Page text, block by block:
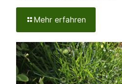
Mehr erfahren